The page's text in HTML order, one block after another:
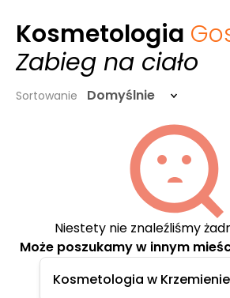
Kosmetologia
Zabieg na ciało
Sortowanie Domyślnie
Niestety nie znaleźliśmy
Może poszukamy w innym
Kosmetologia w